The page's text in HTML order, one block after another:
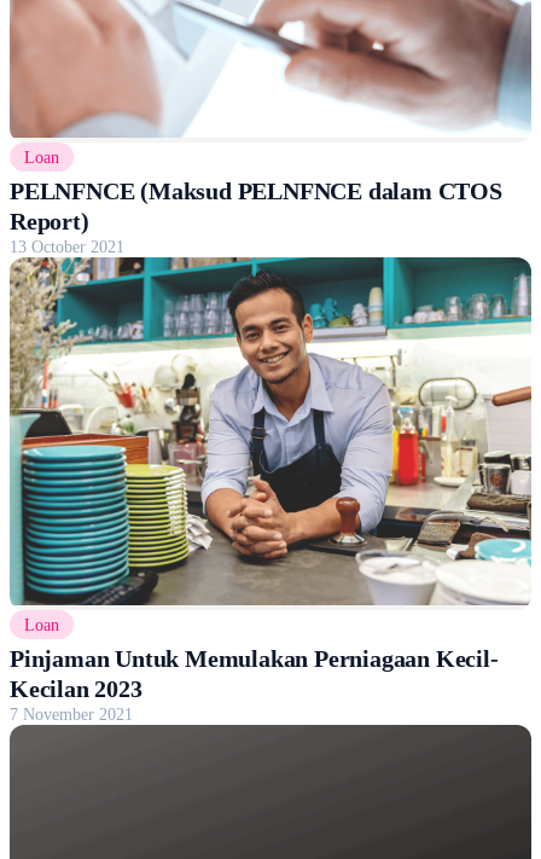
Loan
PELNFNCE (Maksud PELNFNCE dalam CTOS
Report)
13 October 2021
Loan
Pinjaman Untuk Memulakan Perniagaan Kecil-
Kecilan 2023
7 November 2021